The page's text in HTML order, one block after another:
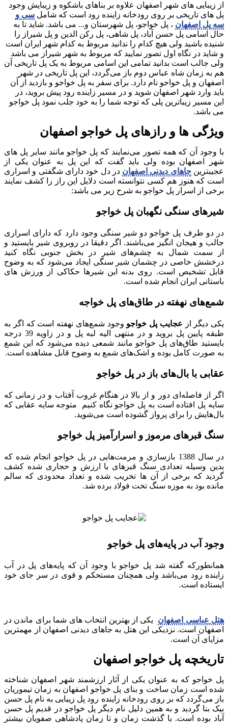
از زیبایی های شهر اصفهان علاوه بر بناهای باشکوه و زیبایش وجود
پل های تاریخی بر روی رودخانه زاینده رود است که شامل سی و
سه پل اصفهان ، پل خواجو، پل شهرستان و... می باشد. شاید تا به
حال اسامی پل حسن آباد، پل شاهی، پل رکن الدین و پل شیراز را
شنیده باشید ولی هیچ کدام را ندانید مربوط به کدام شهر ایران است
و شاید در نگاه اول تصور نمایید که مربوط به شهر شیراز می باشد
ولی جالب است بدانید تمامی این اسامی مربوط به یک پل تاریخی آن
هم به زمان شاه عباس دوم باز می‌گردد، این پل تاریخی در شهر
اصفهان و پل خواجو نام دارد. برای سفر به پل خواجو و بازدید از آن
باید وارد شهر اصفهان شوید و در مسیر زاینده رود پیش بروید، در
این مسیر زیباترین پلی که توجه شما را به خود جلب نمود پل خواجو
می باشد.
ویژگی ها و رازهای پل خواجو اصفهان
با وجود آن که همه تصور می‌نمایند که پل خواجو مانند سایر پل های
شهر اصفهان بوده ولی باید گفت که این پل به عنوان یکی از
عجیبترینجاهای دیدنی اصفهان در دل خود دارای شگفتی و اسراری
است که هنوز هم کسی نتوانسته است دلایل این راز را کشف نمایند
برخی از اسرار پل خواجو به شرح زیر می باشد:
شیرهای سنگی نگهبان پل خواجو
در دو طرف پل خواجو دو شیر سنگی وجود دارد که دارای اسراری
جالب و هیجان انگیز می‌باشند. اگر دقیقا در روبروی شیر بایستید و
از سمت شمال به چشم‌های شیر در بخش جنوبی نگاه کنید
درخشش خاصی در چشمان شیر سنگی ایجاد می‌شود که به وضوح
قابل تشخیص است. روی بدنه این شیرها حکاکی از ورزش های
باستانی ایران انجام شده است.
شمع‌های نهفته در طاق‌های پل خواجه
یکی دیگر از عجایب پل خواجو وجود شمع‌های نهفته است که اگر به
طبقه پایین پل بروید و در منتهی الیه لبه پل و در زاویه 39 درجه
بایستید طاق‌های پل خواجو مانند شمعی دیده می‌شود که این شمع
به صورت کامل بوده و اشک‌های شمع به وضوح قابل مشاهده است.
عقابی با بال‌های باز در پل خواجو
اگر از فاصله‌ای دور و از بالا در هنگام غروب آفتاب و در زمانی که
سایه پل افتاده است به پل خواجو نگاه کنیم متوجه سایه عقابی که
بال‌هایش را برای پرواز گشوده است می‌شوید.
سنگ قبرهای مرموز و اسرارآمیز پل خواجو
در سال 1388 بازسازی و مرمت‌هایی در پل خواجو انجام شده که
بدین وسیله تعدادی سنگ قبرهای با ارزش و حجاری شده کشف
گردید که برخی از آن ها تخریب شده و تعداد محدودی که سالم
مانده بود به موزه سنگ تخت فولاد برده شد.
وجود آب در پایه‌های پل خواجو
همانطورکه گفته شد پل خواجو با وجود آن که پایه‌های پل در آب
زاینده رود می‌باشد ولی همچنان مستحکم و قوی در سر جای خود
ایستاده است.
هتل عباسی اصفهان یکی از بهترین انتخاب های شما برای ماندن در
اصفهان است. نزدیکی این هتل به جاهای دیدنی اصفهان از مهمترین
مزایای آن است.
تاریخچه پل خواجو اصفهان
پل خواجو که به عنوان یکی از آثار ارزشمند شهر اصفهان شناخته
شده است زمان ساخت و بنای پل خواجو اصفهان به زمان تیموریان
باز می‌گردد که بر روی رودخانه زاینده رود پل زیبایی به نام پل حسن
بیک بنا گردید و به همین دلیل نام دیگر پل خواجو در قدیم پل حسن
آباد بوده است. با گذشت زمان و تا زمان پادشاهی صفویان بیشتر